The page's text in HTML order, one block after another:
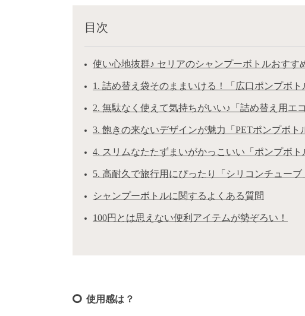
目次
使い心地抜群♪ セリアのシャンプーボトルおすす
1. 詰め替え袋そのままいける！「広口ポンプボト
2. 無駄なく使えて気持ちがいい♪「詰め替え用エ
3. 飽きの来ないデザインが魅力「PETポンプボト
4. スリムなたたずまいがかっこいい「ポンプボト
5. 高耐久で旅行用にぴったり「シリコンチューブ
シャンプーボトルに関するよくある質問
100円とは思えない便利アイテムが勢ぞろい！
使用感は？